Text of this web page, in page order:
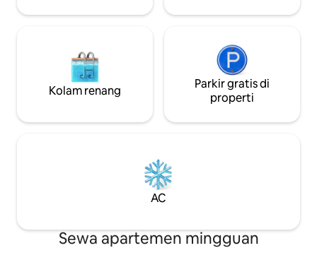
Kolam renang
Parkir gratis di
properti
AC
Sewa apartemen mingguan